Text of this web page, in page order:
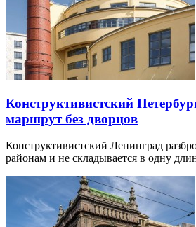
Конструктивистский
маршрут без дворцов
Конструктивистский Ленинград
районам и не складывается в одну